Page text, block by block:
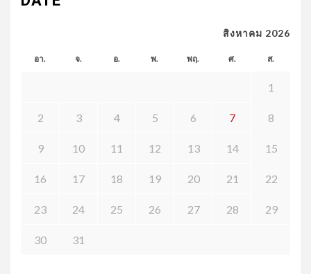
สิงหาคม 2026
อา. จ. อ. พ. พฤ. ศ. ส.
1
2 3 4 5 6 7 8
9 10 11 12 13 14 15
16 17 18 19 20 21 22
23 24 25 26 27 28 29
30 31